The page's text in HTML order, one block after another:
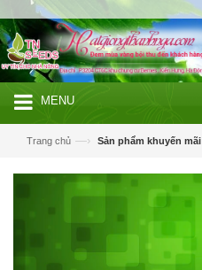
MENU
Trang chủ —› Sản phẩm khuyến mãi